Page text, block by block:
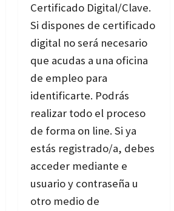
Certificado Digital/Clave.
Si dispones de certificado
digital no será necesario
que acudas a una oficina
de empleo para
identificarte. Podrás
realizar todo el proceso
de forma on line. Si ya
estás registrado/a, debes
acceder mediante e
usuario y contraseña u
otro medio de